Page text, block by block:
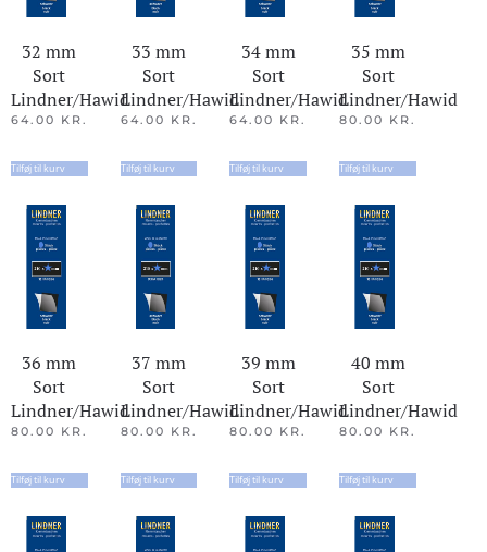
32 mm
Sort
Lindner/Hawid
64.00 KR.
Tilføj til kurv
33 mm
Sort
Lindner/Hawid
64.00 KR.
Tilføj til kurv
34 mm
Sort
Lindner/Hawid
64.00 KR.
Tilføj til kurv
35 mm
Sort
Lindner/Hawid
80.00 KR.
Tilføj til kurv
36 mm
Sort
Lindner/Hawid
80.00 KR.
Tilføj til kurv
37 mm
Sort
Lindner/Hawid
80.00 KR.
Tilføj til kurv
39 mm
Sort
Lindner/Hawid
80.00 KR.
Tilføj til kurv
40 mm
Sort
Lindner/Hawid
80.00 KR.
Tilføj til kurv